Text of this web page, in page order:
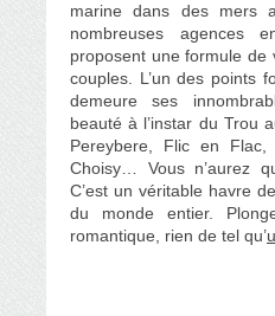
marine dans des mers
nombreuses agences
proposent une formule de
couples. L’un des points
demeure ses
beauté à l’instar du Trou
Pereybere, Flic en
Choisy… Vous n’aurez
C’est un véritable havre
du monde entier.
romantique, rien de tel qu’